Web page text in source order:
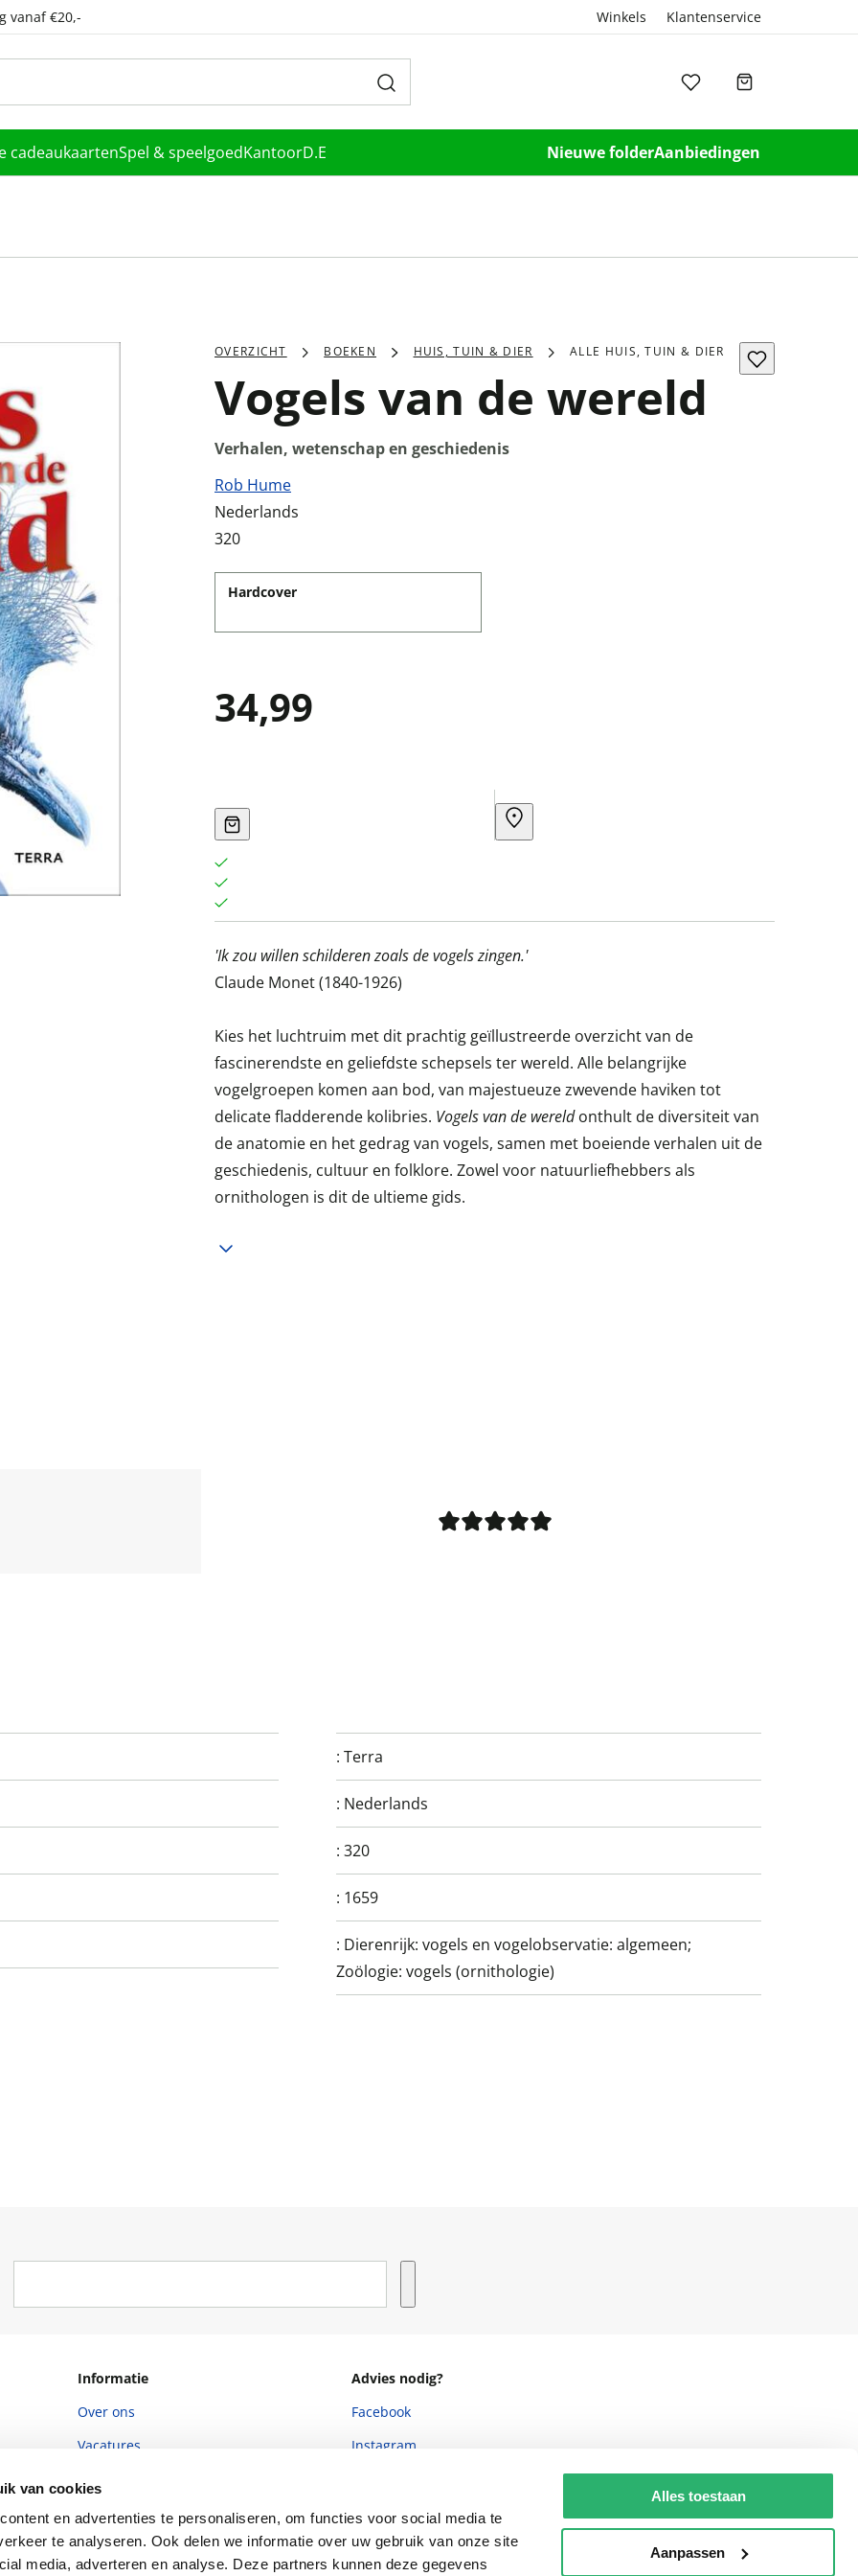
van cookies
en advertenties te personaliseren, om functies voor social media te
te analyseren. Ook delen we informatie over uw gebruik van onze site
media, adverteren en analyse. Deze partners kunnen deze gegevens
Alles toestaan
Aanpassen
vanaf €20,- Winkels Klantenservice
cadeaukaartenSpel & speelgoedKantoorD.E Nieuwe folderAanbiedingen
OVERZICHT BOEKEN HUIS, TUIN & DIER ALLE HUIS, TUIN & DIER
Vogels van de wereld
Verhalen, wetenschap en geschiedenis
Rob Hume
Nederlands
320
Hardcover
34,99
'Ik zou willen schilderen zoals de vogels zingen.'
Claude Monet (1840-1926)
Kies het luchtruim met dit prachtig geïllustreerde overzicht van de
fascinerendste en geliefdste schepsels ter wereld. Alle belangrijke
vogelgroepen komen aan bod, van majestueuze zwevende haviken tot
delicate fladderende kolibries. Vogels van de wereldonthult de diversiteit van
de anatomie en het gedrag van vogels, samen met boeiende verhalen uit de
geschiedenis, cultuur en folklore. Zowel voor natuurliefhebbers als
ornithologen is dit de ultieme gids.
:Terra
: Nederlands
:320
: 1659
: Dierenrijk: vogels en vogelobservatie: algemeen;
Zoölogie: vogels (ornithologie)
Informatie
Over ons
Vacatures
Cadeaukaart
Ondernemer worden
Advies nodig?
Facebook
Instagram
088 - 133 84 32